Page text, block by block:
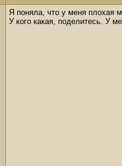
Я поняла, что у меня плохая
У кого какая, поделитесь. У